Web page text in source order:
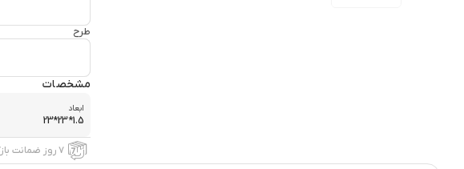
طرح
مشخصات
ابعاد
1.5*23*23
۷ روز ضمانت بازگشت کالا